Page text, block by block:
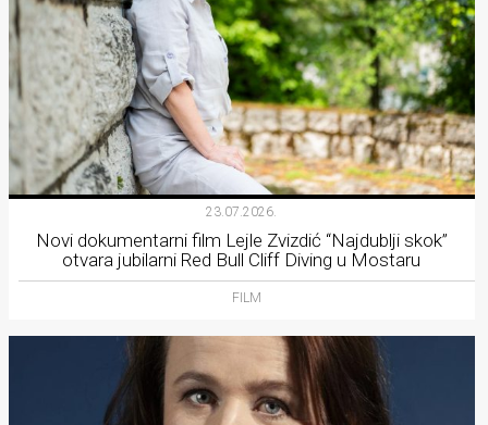
23.07.2026.
Novi dokumentarni film Lejle Zvizdić “Najdublji skok”
otvara jubilarni Red Bull Cliff Diving u Mostaru
FILM